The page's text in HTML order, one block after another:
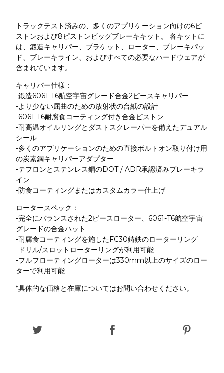
トラックテスト済みの、多くのアプリケーション向けの6ピ
ストンおよび8ピストンビッグブレーキキット。 各キットに
は、鍛造キャリパー、ブラケット、ローター、ブレーキパッ
ド、ブレーキライン、およびすべての必要なハードウェアが
含まれています。
キャリパー仕様：
-鍛造6061-T6航空宇宙グレード合金2ピースキャリパー
-より少ない屈曲のための放射状の台紙の設計
-6061-T6耐腐食コーティング付き合金ピストン
-耐高温オイルリングとダストスクレーパーを備えたデュアル
シール
-多くのアプリケーションのための直接ボルトオン取り付け用
の炭素鋼キャリパーアダプター
-テフロンとステンレス鋼のDOT / ADR承認済みブレーキラ
イン
-防食コーティングまたはカスタムカラー仕上げ
ロータースペック：
-完全にバランスされた2ピースローター、6061-T6航空宇宙
グレードの合金ハット
-耐腐食コーティングを施したFC30鋳鉄のローターリング
-ドリル/スロットローターリングが利用可能
-フルフローティングローターは330mm以上のサイズのロー
ターで利用可能
*具体的な価格と在庫についてはお問い合わせください。